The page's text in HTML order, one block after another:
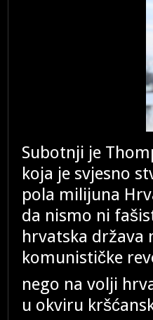
Subotnji je
koja je svjesno
pola milijuna
da nismo ni
hrvatska država
komunističke
nego na volji
u okviru